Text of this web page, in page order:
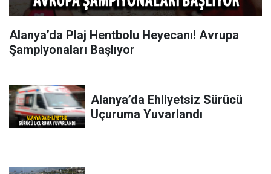
Alanya’da Plaj Hentbolu Heyecanı! Avrupa
Şampiyonaları Başlıyor
Alanya’da Ehliyetsiz Sürücü
Uçuruma Yuvarlandı